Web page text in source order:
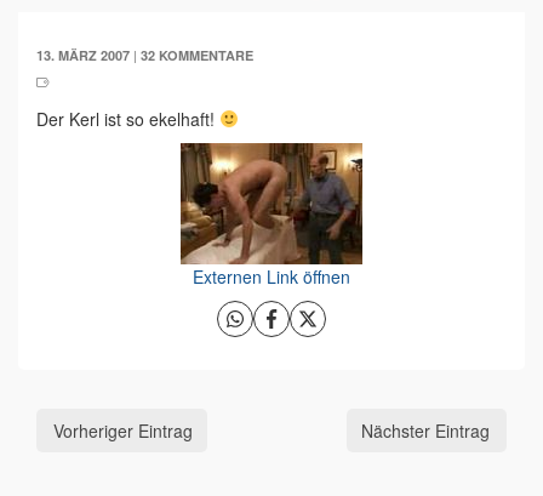
13. MÄRZ 2007 | 32 KOMMENTARE
Der Kerl ist so ekelhaft!
Externen Link öffnen
Vorheriger Eintrag Nächster Eintrag